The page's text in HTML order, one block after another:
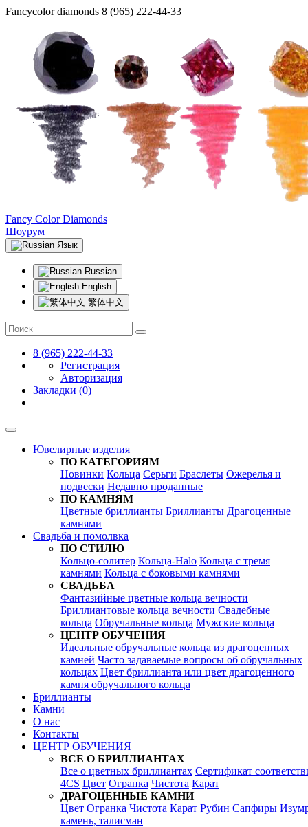
Fancycolor diamonds 8 (965) 222-44-33
Fancy Color Diamonds
Шоурум
Язык
Russian
English
繁体中文
8 (965) 222-44-33
Регистрация
Авторизация
Закладки (0)
Ювелирные изделия
ПО КАТЕГОРИЯМ
Новинки Кольца Серьги Браслеты Ожерелья и
подвески Недавно проданные
ПО КАМНЯМ
Цветные бриллианты Бриллианты Драгоценные
камнями
Свадьба и помолвка
ПО СТИЛЮ
Кольцо-солитер Кольца-Halo Кольца c тремя
камнями Кольца c боковыми камнями
СВАДЬБА
Фантазийные цветные кольца вечности
Бриллиантовые кольца вечности Свадебные
кольца Обручальные кольца Мужские кольца
ЦЕНТР ОБУЧЕНИЯ
Идеальные обручальные кольца из драгоценных
камней Часто задаваемые вопросы об обручальных
кольцах Цвет бриллианта или цвет драгоценного
камня обручального кольца
Бриллианты
Камни
О нас
Контакты
ЦЕНТР ОБУЧЕНИЯ
ВСЕ О БРИЛЛИАНТАХ
Все о цветных бриллиантах Сертификат
4CS Цвет Огранка Чистота Карат
ДРАГОЦЕННЫЕ КАМНИ
Цвет Огранка Чистота Карат Рубин Сапфиры
камень, талисман